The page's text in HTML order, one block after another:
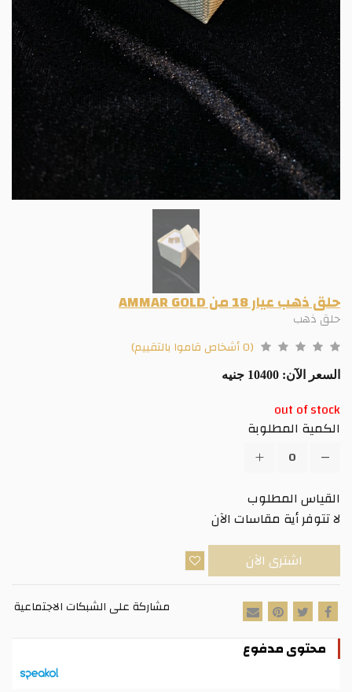
حلق ذهب عيار 18 من AMMAR GOLD
حلق ذهب
(0 أشخاص قاموا بالتقييم)
السعر الآن:
out of stock
الكمية المطلوبة
القياس المطلوب
لا تتوفر أية مقاسات الآن
اشترى الآن
مشاركة على الشبكات الاجتماعية
محتوى مدفوع